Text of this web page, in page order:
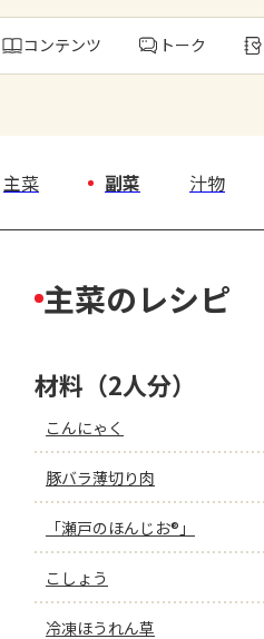
コンテンツ トーク
主菜 副菜 汁物
主菜のレシピ
材料（2人分）
こんにゃく
豚バラ薄切り肉
「瀬戸のほんじお®」
こしょう
冷凍ほうれん草